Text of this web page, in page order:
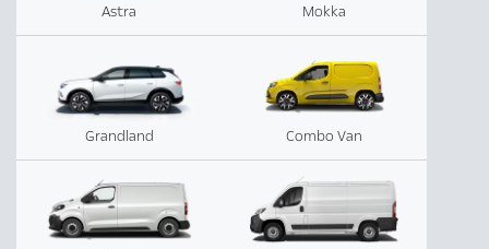
Astra Mokka
Grandland Combo Van